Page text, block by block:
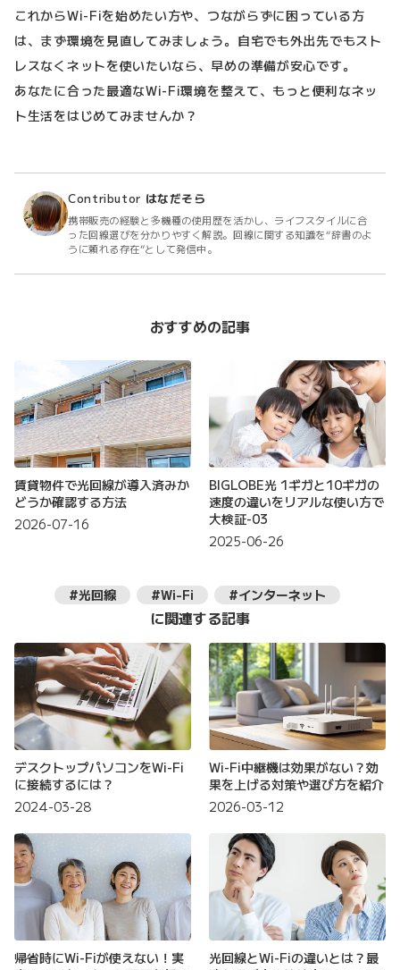
これからWi-Fiを始めたい方や、つながらずに困っている方
は、まず環境を見直してみましょう。自宅でも外出先でもスト
レスなくネットを使いたいなら、早めの準備が安心です。
あなたに合った最適なWi-Fi環境を整えて、もっと便利なネッ
ト生活をはじめてみませんか？
Contributor はなだそら
携帯販売の経験と多機種の使用歴を活かし、ライフスタイルに合
った回線選びを分かりやすく解説。回線に関する知識を“辞書のよ
うに頼れる存在”として発信中。
おすすめの記事
賃貸物件で光回線が導入済みか
どうか確認する方法
2026-07-16
BIGLOBE光 1ギガと10ギガの
速度の違いをリアルな使い方で
大検証-03
2025-06-26
#光回線 #Wi-Fi #インターネット
に関連する記事
デスクトップパソコンをWi-Fi
に接続するには？
2024-03-28
Wi-Fi中継機は効果がない？効
果を上げる対策や選び方を紹介
2026-03-12
帰省時にWi-Fiが使えない！実
光回線とWi-Fiの違いとは？最